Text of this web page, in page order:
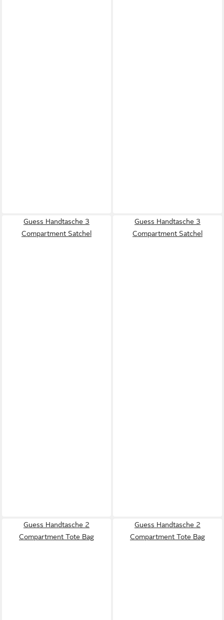
Guess Handtasche 3
Compartment Satchel
Guess Handtasche 3
Compartment Satchel
Guess Handtasche 2
Compartment Tote Bag
Guess Handtasche 2
Compartment Tote Bag